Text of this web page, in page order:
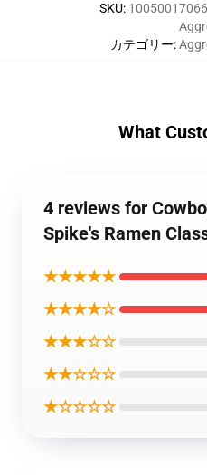
SKU:
カテゴリー:
What
4 reviews for
Spike's Ramen
★★★★★
★★★★☆
★★★☆☆
★★☆☆☆
★☆☆☆☆